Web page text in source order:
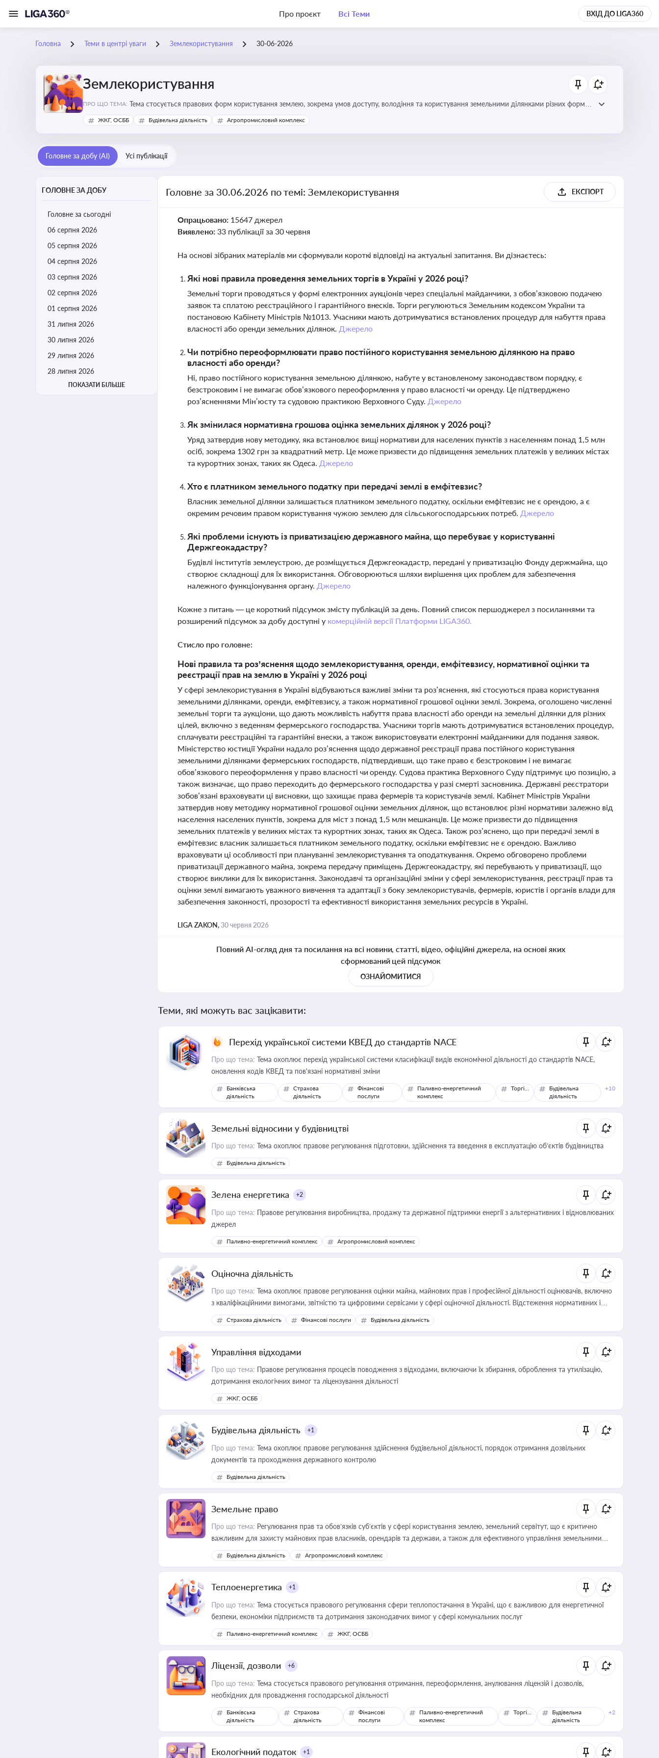
Про проєкт Всі Теми ВХІД ДО LIGA360
Головна Теми в центрі уваги Землекористування 30-06-2026
Землекористування
ПРО ЩО ТЕМА: Тема стосується правових форм користування землею, зокрема умов доступу, володіння та користування земельними ділянками різних форм
власності
ЖКГ, ОСББ Будівельна діяльність Агропромисловий комплекс
Головне за добу (AI) Усі публікації
ГОЛОВНЕ ЗА ДОБУ
Головне за сьогодні
06 серпня 2026
05 серпня 2026
04 серпня 2026
03 серпня 2026
02 серпня 2026
01 серпня 2026
31 липня 2026
30 липня 2026
29 липня 2026
28 липня 2026
ПОКАЗАТИ БІЛЬШЕ
Головне за 30.06.2026 по темі: Землекористування ЕКСПОРТ
Опрацьовано: 15647 джерел
Виявлено: 33 публікації за 30 червня
На основі зібраних матеріалів ми сформували короткі відповіді на актуальні запитання. Ви дізнаєтесь:
Які нові правила проведення земельних торгів в Україні у 2026 році?
Земельні торги проводяться у формі електронних аукціонів через спеціальні майданчики, з обов’язковою подачею
заявок та сплатою реєстраційного і гарантійного внесків. Торги регулюються Земельним кодексом України та
постановою Кабінету Міністрів №1013. Учасники мають дотримуватися встановлених процедур для набуття права
власності або оренди земельних ділянок. Джерело
Чи потрібно переоформлювати право постійного користування земельною ділянкою на право
власності або оренди?
Ні, право постійного користування земельною ділянкою, набуте у встановленому законодавством порядку, є
безстроковим і не вимагає обов’язкового переоформлення у право власності чи оренду. Це підтверджено
роз’ясненнями Мін’юсту та судовою практикою Верховного Суду. Джерело
Як змінилася нормативна грошова оцінка земельних ділянок у 2026 році?
Уряд затвердив нову методику, яка встановлює вищі нормативи для населених пунктів з населенням понад 1,5 млн
осіб, зокрема 1302 грн за квадратний метр. Це може призвести до підвищення земельних платежів у великих містах
та курортних зонах, таких як Одеса. Джерело
Хто є платником земельного податку при передачі землі в емфітевзис?
Власник земельної ділянки залишається платником земельного податку, оскільки емфітевзис не є орендою, а є
окремим речовим правом користування чужою землею для сільськогосподарських потреб. Джерело
Які проблеми існують із приватизацією державного майна, що перебуває у користуванні
Держгеокадастру?
Будівлі інститутів землеустрою, де розміщується Держгеокадастр, передані у приватизацію Фонду держмайна, що
створює складнощі для їх використання. Обговорюються шляхи вирішення цих проблем для забезпечення
належного функціонування органу. Джерело
Кожне з питань — це короткий підсумок змісту публікацій за день. Повний список першоджерел з посиланнями та
розширений підсумок за добу доступні у комерційній версії Платформи LIGA360.
Стисло про головне:
Нові правила та роз’яснення щодо землекористування, оренди, емфітевзису, нормативної оцінки та
реєстрації прав на землю в Україні у 2026 році
У сфері землекористування в Україні відбуваються важливі зміни та роз’яснення, які стосуються права користування
земельними ділянками, оренди, емфітевзису, а також нормативної грошової оцінки землі. Зокрема, оголошено численні
земельні торги та аукціони, що дають можливість набуття права власності або оренди на земельні ділянки для різних
цілей, включно з веденням фермерського господарства. Учасники торгів мають дотримуватися встановлених процедур,
сплачувати реєстраційні та гарантійні внески, а також використовувати електронні майданчики для подання заявок.
Міністерство юстиції України надало роз’яснення щодо державної реєстрації права постійного користування
земельними ділянками фермерських господарств, підтвердивши, що таке право є безстроковим і не вимагає
обов’язкового переоформлення у право власності чи оренду. Судова практика Верховного Суду підтримує цю позицію, а
також визначає, що право переходить до фермерського господарства у разі смерті засновника. Державні реєстратори
зобов’язані враховувати ці висновки, що захищає права фермерів та користувачів землі. Кабінет Міністрів України
затвердив нову методику нормативної грошової оцінки земельних ділянок, що встановлює різні нормативи залежно від
населення населених пунктів, зокрема для міст з понад 1,5 млн мешканців. Це може призвести до підвищення
земельних платежів у великих містах та курортних зонах, таких як Одеса. Також роз’яснено, що при передачі землі в
емфітевзис власник залишається платником земельного податку, оскільки емфітевзис не є орендою. Важливо
враховувати ці особливості при плануванні землекористування та оподаткування. Окремо обговорено проблеми
приватизації державного майна, зокрема передачу приміщень Держгеокадастру, які перебувають у приватизації, що
створює виклики для їх використання. Законодавчі та організаційні зміни у сфері землекористування, реєстрації прав та
оцінки землі вимагають уважного вивчення та адаптації з боку землекористувачів, фермерів, юристів і органів влади для
забезпечення законності, прозорості та ефективності використання земельних ресурсів в Україні.
LIGA ZAKON,30 червня 2026
Повний AI-огляд дня та посилання на всі новини, статті, відео, офіційні джерела, на основі яких
сформований цей підсумок
ОЗНАЙОМИТИСЯ
Теми, які можуть вас зацікавити:
Перехід української системи КВЕД до стандартів NACE
Про що тема: Тема охоплює перехід української системи класифікації видів економічної діяльності до стандартів NACE,
оновлення кодів КВЕД та пов'язані нормативні зміни
Банківська
діяльність
Страхова
діяльність
Фінансові
послуги
Паливно-енергетичний
комплекс
Торгівля
Будівельна
діяльність
+10
Земельні відносини у будівництві
Про що тема: Тема охоплює правове регулювання підготовки, здійснення та введення в експлуатацію об’єктів будівництва
Будівельна діяльність
Зелена енергетика +2
Про що тема: Правове регулювання виробництва, продажу та державної підтримки енергії з альтернативних і відновлюваних
джерел
Паливно-енергетичний комплекс Агропромисловий комплекс
Оціночна діяльність
Про що тема: Тема охоплює правове регулювання оцінки майна, майнових прав і професійної діяльності оцінювачів, включно
з кваліфікаційними вимогами, звітністю та цифровими сервісами у сфері оціночної діяльності. Відстеження нормативних і
медійних змін у цій сфері корисне для власника бізнесу, керівника, юриста або бухгалтера під час оподаткування,
приватизації, оренди державного майна, корпоративних угод і перевірки статусу суб'єктів оціночної діяльності
Страхова діяльність Фінансові послуги Будівельна діяльність
Управління відходами
Про що тема: Правове регулювання процесів поводження з відходами, включаючи їх збирання, оброблення та утилізацію,
дотримання екологічних вимог та ліцензування діяльності
ЖКГ, ОСББ
Будівельна діяльність +1
Про що тема: Тема охоплює правове регулювання здійснення будівельної діяльності, порядок отримання дозвільних
документів та проходження державного контролю
Будівельна діяльність
Земельне право
Про що тема: Регулювання прав та обов’язків суб’єктів у сфері користування землею, земельний сервітут, що є критично
важливим для захисту майнових прав власників, орендарів та держави, а також для ефективного управління земельними
ресурсами
Будівельна діяльність Агропромисловий комплекс
Теплоенергетика +1
Про що тема: Тема стосується правового регулювання сфери теплопостачання в Україні, що є важливою для енергетичної
безпеки, економіки підприємств та дотримання законодавчих вимог у сфері комунальних послуг
Паливно-енергетичний комплекс ЖКГ, ОСББ
Ліцензії, дозволи +6
Про що тема: Тема стосується правового регулювання отримання, переоформлення, анулювання ліцензій і дозволів,
необхідних для провадження господарської діяльності
Банківська
діяльність
Страхова
діяльність
Фінансові
послуги
Паливно-енергетичний
комплекс
Торгівля
Будівельна
діяльність
+2
Екологічний податок +1